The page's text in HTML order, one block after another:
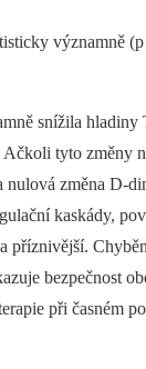
významně (p
snížila hladiny
Ačkoli tyto změny
nulová změna D-
kaskády,
příznivější.
bezpečnost
při časném